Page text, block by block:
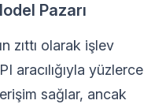
Pazarı
zıttı olarak işlev
aracılığıyla yüzlerce
sağlar, ancak